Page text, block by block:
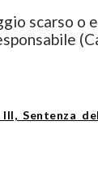
scarso o
III, Sentenza